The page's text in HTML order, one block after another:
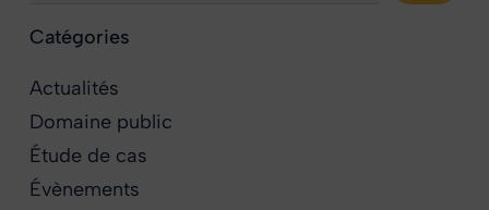
Catégories
Actualités
Domaine public
Étude de cas
Évènements